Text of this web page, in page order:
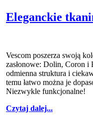
Eleganckie
Vescom poszerza swoją
zasłonowe: Dolin, Coron i
odmienna struktura i
temu łatwo można je
Niezwykle funkcjonalne!
Czytaj dalej...